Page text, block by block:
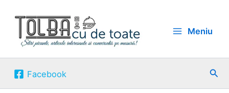
content
Meniu
Facebook